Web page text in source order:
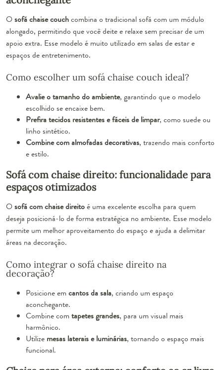
Osofá chaise couchcombina o tradicional sofá com um módulo
alongado, permitindo que você deite e relaxe sem precisar de um
apoio extra. Esse modelo é muito utilizado em salas de estar e
espaços de entretenimento.
Como escolher um sofá chaise couch ideal?
Avalie o tamanho do ambiente, garantindo que o modelo
escolhido se encaixe bem.
Prefira tecidos resistentes e fáceis de limpar, como suede ou
linho sintético.
Combine com almofadas decorativas, trazendo mais conforto
e estilo.
Sofá com chaise direito: funcionalidade para
espaços otimizados
Osofá com chaise direitoé uma excelente escolha para quem
deseja posicioná-lo de forma estratégica no ambiente. Esse modelo
permite um melhor aproveitamento do espaço e ajuda a delimitar
áreas na decoração.
Como integrar o sofá chaise direito na
decoração?
Posicione emcantos da sala, criando um espaço
aconchegante.
Combine comtapetes grandes, para um visual mais
harmônico.
Utilize mesas laterais e luminárias, tornando o espaço mais
funcional.